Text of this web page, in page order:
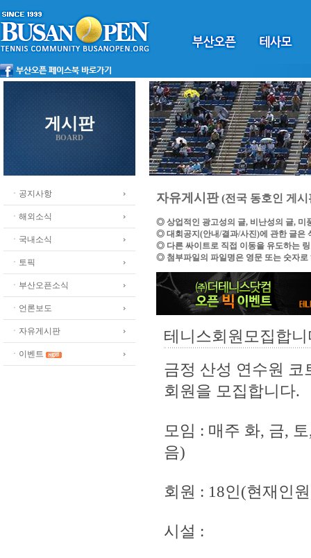
게시판
BOARD
ㆍ공지사항
ㆍ해외소식
ㆍ국내소식
ㆍ토픽
ㆍ부산오픈소식
ㆍ언론보도
ㆍ자유게시판
ㆍ이벤트
자유게시판(전국 동호인 게시
◎ 상업적인 광고성의 글, 비난성의 글, 미
◎ 대회공지(안내/결과/사진)에 관한 글은
◎ 다른 싸이트로 직접 이동을 유도하는
◎ 첨부파일의 파일명은 영문 또는 숫자로
테니스회원모집합
금정 산성 연수원 코
회원을 모집합니다.
모임 : 매주 화, 금,
음)
회원 : 18인(현재인
시설 :